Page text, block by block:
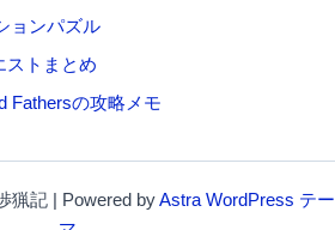
ョンパズル
ストまとめ
Fathersの攻略メモ
猟記 | Powered byAstra WordPress テー